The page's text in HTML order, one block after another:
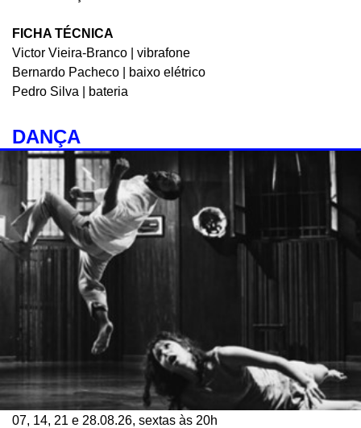
FICHA TÉCNICA
Victor Vieira-Branco | vibrafone
Bernardo Pacheco | baixo elétrico
Pedro Silva | bateria
DANÇA
07, 14, 21 e 28.08.26, sextas às 20h